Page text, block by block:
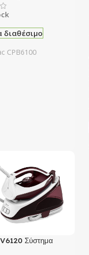
διαθέσιμο
CPB6100
Σύστημα